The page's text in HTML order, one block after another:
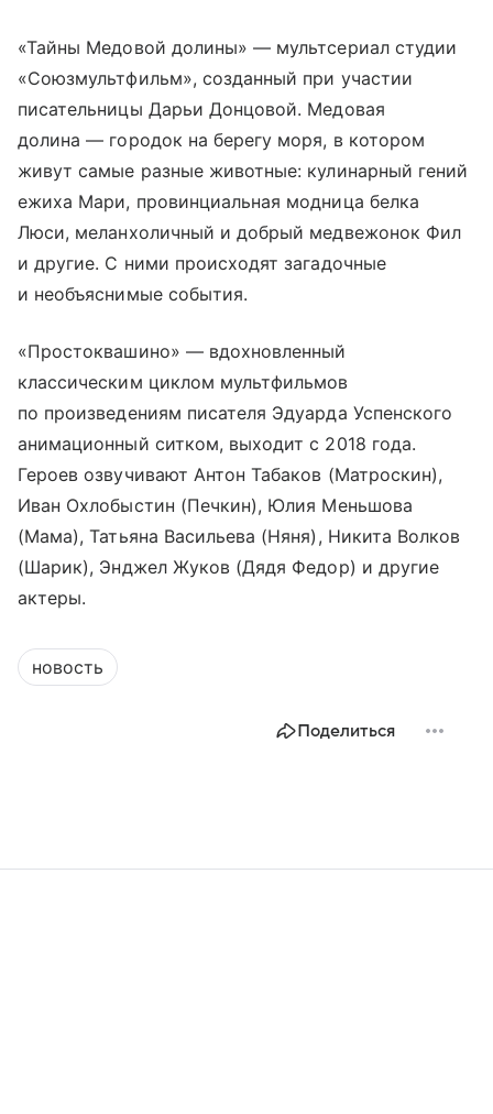
«Тайны Медовой долины» — мультсериал студии
«Союзмультфильм», созданный при участии
писательницы Дарьи Донцовой. Медовая
долина — городок на берегу моря, в котором
живут самые разные животные: кулинарный гений
ежиха Мари, провинциальная модница белка
Люси, меланхоличный и добрый медвежонок Фил
и другие. С ними происходят загадочные
и необъяснимые события.
«Простоквашино» — вдохновленный
классическим циклом мультфильмов
по произведениям писателя Эдуарда Успенского
анимационный ситком, выходит с 2018 года.
Героев озвучивают Антон Табаков (Матроскин),
Иван Охлобыстин (Печкин), Юлия Меньшова
(Мама), Татьяна Васильева (Няня), Никита Волков
(Шарик), Энджел Жуков (Дядя Федор) и другие
актеры.
новость
Поделиться